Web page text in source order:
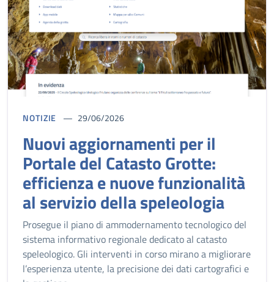
NOTIZIE 29/06/2026
Nuovi aggiornamenti per il
Portale del Catasto Grotte:
efficienza e nuove funzionalità
al servizio della speleologia
Prosegue il piano di ammodernamento tecnologico del
sistema informativo regionale dedicato al catasto
speleologico. Gli interventi in corso mirano a migliorare
l’esperienza utente, la precisione dei dati cartografici e